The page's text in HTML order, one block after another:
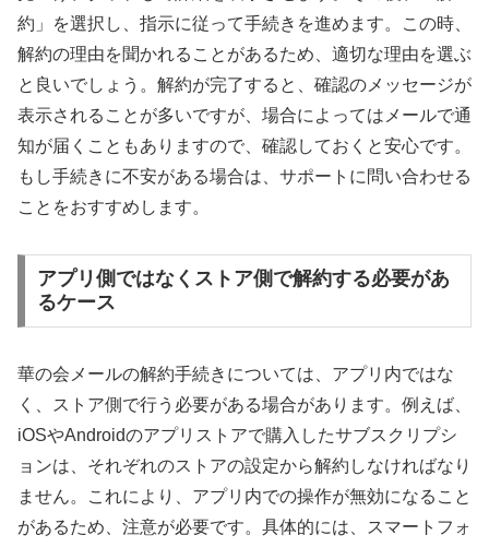
約」を選択し、指示に従って手続きを進めます。この時、
解約の理由を聞かれることがあるため、適切な理由を選ぶ
と良いでしょう。解約が完了すると、確認のメッセージが
表示されることが多いですが、場合によってはメールで通
知が届くこともありますので、確認しておくと安心です。
もし手続きに不安がある場合は、サポートに問い合わせる
ことをおすすめします。
アプリ側ではなくストア側で解約する必要があ
るケース
華の会メールの解約手続きについては、アプリ内ではな
く、ストア側で行う必要がある場合があります。例えば、
iOSやAndroidのアプリストアで購入したサブスクリプシ
ョンは、それぞれのストアの設定から解約しなければなり
ません。これにより、アプリ内での操作が無効になること
があるため、注意が必要です。具体的には、スマートフォ